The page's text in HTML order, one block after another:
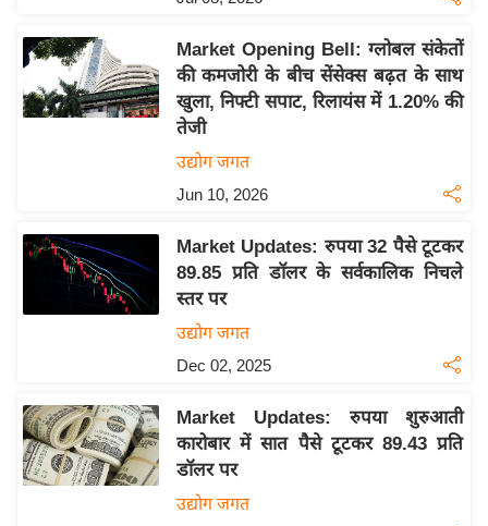
2
0
2
6
ई
सा
ल
Market Opening Bell: ग्लोबल संकेतों
की कमजोरी के बीच सेंसेक्स बढ़त के साथ
खुला, निफ्टी सपाट, रिलायंस में 1.20% की
तेजी
उद्योग जगत
Jun 10, 2026
Market Updates: रुपया 32 पैसे टूटकर
89.85 प्रति डॉलर के सर्वकालिक निचले
स्तर पर
उद्योग जगत
Dec 02, 2025
Market Updates: रुपया शुरुआती
कारोबार में सात पैसे टूटकर 89.43 प्रति
डॉलर पर
उद्योग जगत